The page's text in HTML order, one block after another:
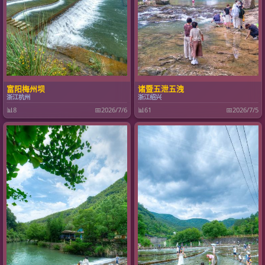
富阳梅州坝
浙江杭州
📊8 📅2026/7/6
诸暨五泄五洩
浙江绍兴
📊61 📅2026/7/5